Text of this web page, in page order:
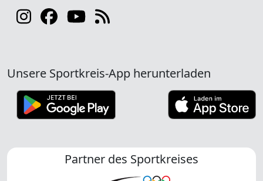
Unsere Sportkreis-App herunterladen
Partner des Sportkreises